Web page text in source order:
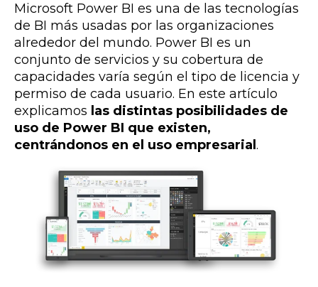
Microsoft Power BI es una de las tecnologías
de BI más usadas por las organizaciones
alrededor del mundo. Power BI es un
conjunto de servicios y su cobertura de
capacidades varía según el tipo de licencia y
permiso de cada usuario. En este artículo
explicamos las distintas posibilidades de
uso de Power BI que existen,
centrándonos en el uso empresarial .